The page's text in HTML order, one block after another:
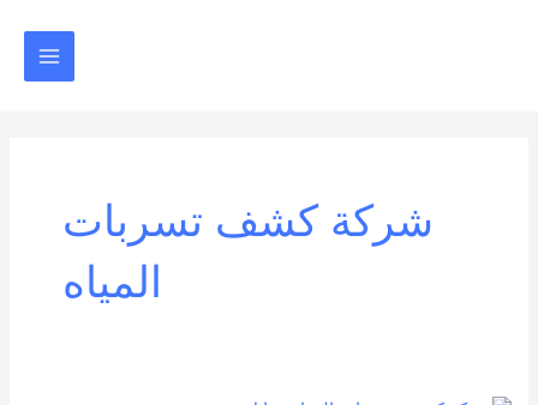
شركة كشف تسربات
المياه